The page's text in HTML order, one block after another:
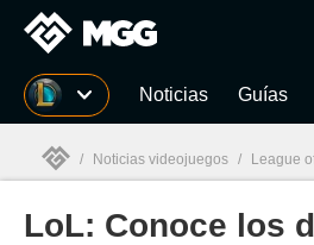
MGG Noticias Guías
MGG
/ Noticias videojuegos / League
LoL: Conoce los